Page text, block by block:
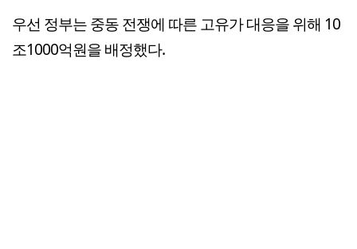
우선 정부는 중동 전쟁에 따른 고유가 대응을 위해 10
조1000억원을 배정했다.